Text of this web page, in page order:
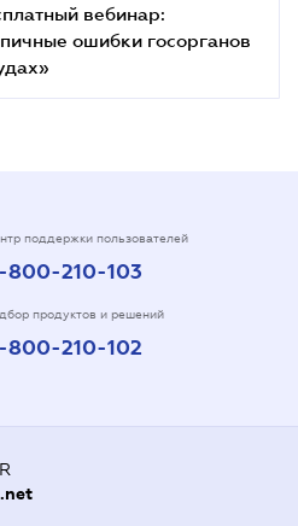
вебинар:
ошибки госорганов
поддержки пользователей
800-210-103
продуктов и решений
800-210-102